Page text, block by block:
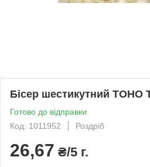
Бісер шестикутний TOHO
Готово до відправки
Код: 1011952
Роздріб
26,67 ₴/5 г.